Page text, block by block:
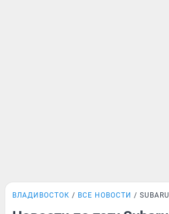
ВЛАДИВОСТОК ВСЕ НОВОСТИ SUBARU